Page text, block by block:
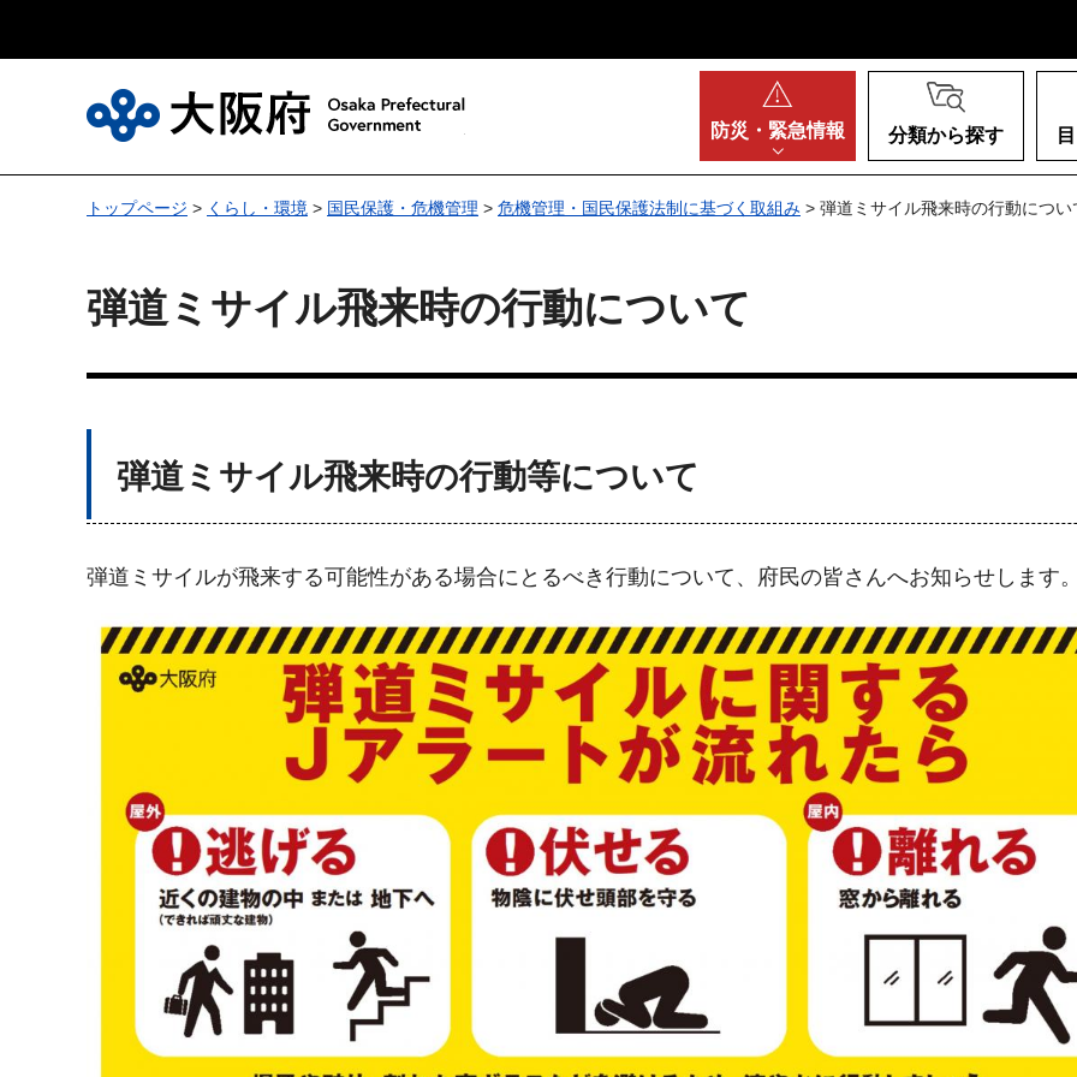
防災・ 緊急情報 分類から探す
トップページ > くらし・環境 > 国民保護・危機管理 > 危機管理・国民保護法制に基づく取組み > 弾道ミサイル飛来時の行動につい
弾道ミサイル飛来時の行動について
弾道ミサイル飛来時の行動等について
弾道ミサイルが飛来する可能性がある場合にとるべき行動について、府民の皆さんへお知らせします